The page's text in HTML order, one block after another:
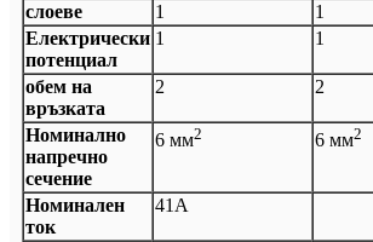
слоеве
1
1
Електрически
потенциал
1 1
обем на
връзката
2 2
Номинално
напречно
сечение
6 мм2 6 мм2
Номинален
ток
41А